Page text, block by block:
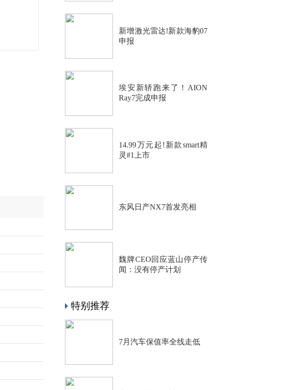
新增激光雷达!新款海豹07
申报
埃安新轿跑来了！AION
Ray7完成申报
14.99万元起!新款smart精
灵#1上市
东风日产NX7首发亮相
魏牌CEO回应蓝山停产传
闻：没有停产计划
特别推荐
7月汽车保值率全线走低